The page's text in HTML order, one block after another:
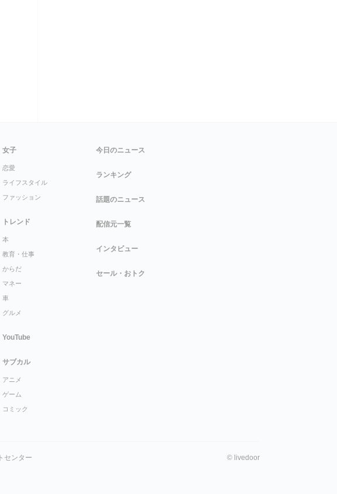
女子
恋愛
ライフスタイル
ファッション
トレンド
本
教育・仕事
からだ
マネー
車
グルメ
YouTube
サブカル
アニメ
ゲーム
コミック
今日のニュース
ランキング
話題のニュース
配信元一覧
インタビュー
セール・おトク
センター © livedoor